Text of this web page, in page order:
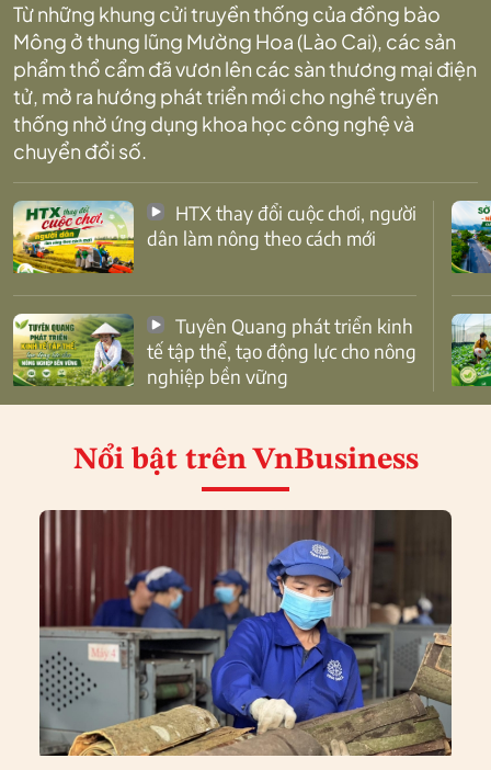
Từ những khung cửi truyền thống của đồng bào
Mông ở thung lũng Mường Hoa (Lào Cai), các sản
phẩm thổ cẩm đã vươn lên các sàn thương mại điện
tử, mở ra hướng phát triển mới cho nghề truyền
thống nhờ ứng dụng khoa học công nghệ và
chuyển đổi số.
dân làm nông theo cách mới
tế tập thể, tạo động lực cho nông
nghiệp bền vững
Nổi bật trên VnBusiness